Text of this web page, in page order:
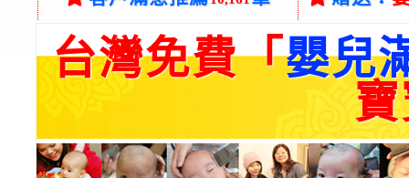
台灣免費「嬰兒